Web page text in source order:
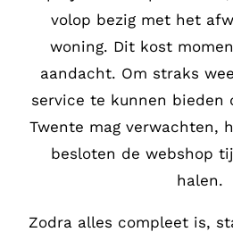
volop bezig met het
woning. Dit kost
aandacht. Om straks
service te kunnen bieden
Twente mag verwachten,
besloten de webshop
halen.
Zodra alles compleet is,